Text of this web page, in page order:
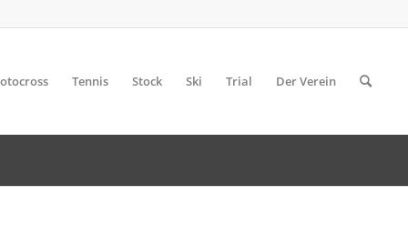
Tennis Stock Ski Trial Der Verein